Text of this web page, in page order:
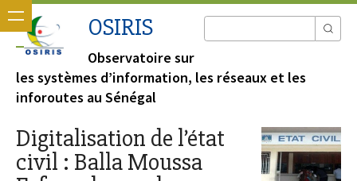
OSIRIS
Observatoire sur
les systèmes d’information, les réseaux et les
inforoutes au Sénégal
Digitalisation de l’état
civil : Balla Moussa